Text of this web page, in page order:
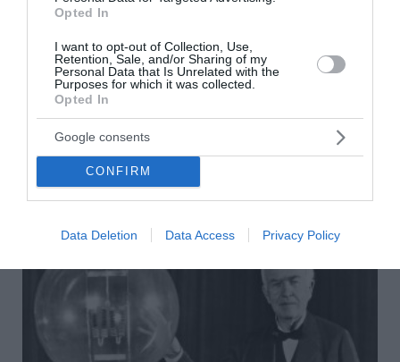
Opted In
I want to opt-out of Collection, Use,
Retention, Sale, and/or Sharing of my
Personal Data that Is Unrelated with the
Purposes for which it was collected.
Opted In
Google consents
CONFIRM
Data Deletion Data Access Privacy Policy
Σαν σήμερα - 4 Σεπτεμβρίου
Γεγονότα 1609: O εξερευνητής Χένρι Χάντσον
ανακαλύπτει το νησί του Μανχάταν. 1682: Ο βρετανός
αστρονόμος Έντμουντ Χάλεϊ παρατηρεί για πρώτη φορά...
04 Σεπτεμβρίου 2025